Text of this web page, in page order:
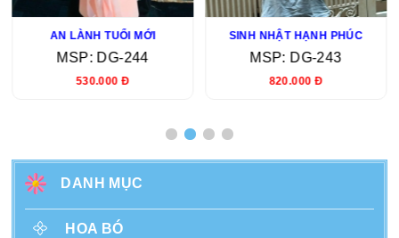
AN LÀNH TUỔI MỚI
MSP: DG-244
530.000 Đ
SINH NHẬT HẠNH PHÚC
MSP: DG-243
820.000 Đ
DANH MỤC
HOA BÓ